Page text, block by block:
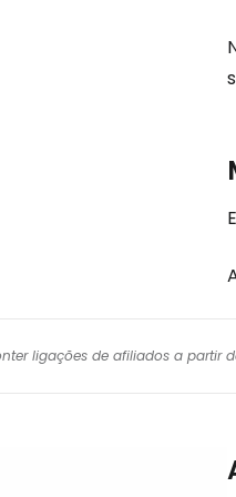
ligações de afiliados a partir